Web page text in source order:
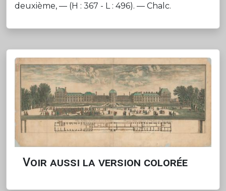
deuxième, — (H : 367 - L : 496). — Chalc.
Voir aussi la version colorée